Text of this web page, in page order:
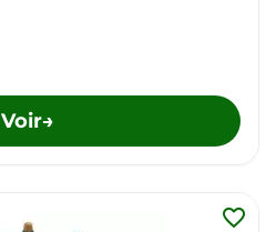
Voir→
favorite_border